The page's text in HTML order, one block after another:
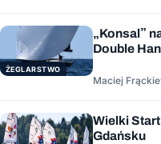
ŻEGLARSTWO
„Konsal”
Double
Maciej
Wielki
Gdańsku